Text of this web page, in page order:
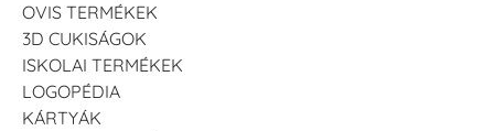
OVIS TERMÉKEK
3D CUKISÁGOK
ISKOLAI TERMÉKEK
LOGOPÉDIA
KÁRTYÁK